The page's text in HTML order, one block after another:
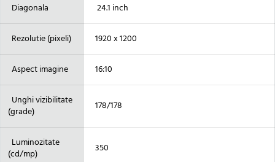
Diagonala 24.1 inch
Rezolutie (pixeli) 1920 x 1200
Aspect imagine 16:10
Unghi vizibilitate
(grade)
178/178
Luminozitate
(cd/mp)
350